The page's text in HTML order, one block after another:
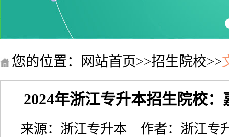
您的位置： 网站首页>>招生院校>>
2024年浙江专升本招生院校
来源：浙江专升本
作者：浙江专